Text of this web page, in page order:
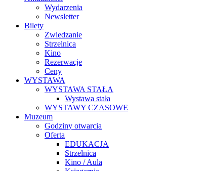
Wydarzenia
Newsletter
Bilety
Zwiedzanie
Strzelnica
Kino
Rezerwacje
Ceny
WYSTAWA
WYSTAWA STAŁA
Wystawa stała
WYSTAWY CZASOWE
Muzeum
Godziny otwarcia
Oferta
EDUKACJA
Strzelnica
Kino / Aula